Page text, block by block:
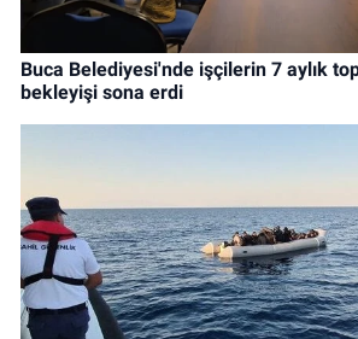
Buca Belediyesi'nde işçilerin 7 aylık
bekleyişi sona erdi